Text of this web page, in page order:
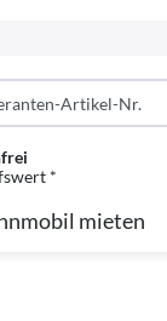
*
mieten